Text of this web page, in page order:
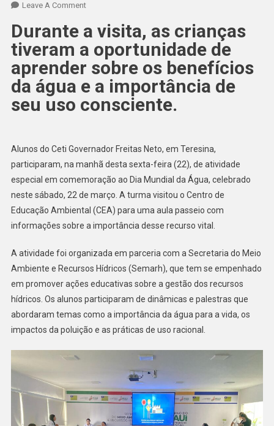
Leave A Comment
Durante a visita, as crianças
tiveram a oportunidade de
aprender sobre os benefícios
da água e a importância de
seu uso consciente.
Alunos do Ceti Governador Freitas Neto, em Teresina,
participaram, na manhã desta sexta-feira (22), de atividade
especial em comemoração ao Dia Mundial da Água, celebrado
neste sábado, 22 de março. A turma visitou o Centro de
Educação Ambiental (CEA) para uma aula passeio com
informações sobre a importância desse recurso vital.
A atividade foi organizada em parceria com a Secretaria do Meio
Ambiente e Recursos Hídricos (Semarh), que tem se empenhado
em promover ações educativas sobre a gestão dos recursos
hídricos. Os alunos participaram de dinâmicas e palestras que
abordaram temas como a importância da água para a vida, os
impactos da poluição e as práticas de uso racional.